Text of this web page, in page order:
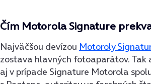
Čím Motorola Signature
Najväčšou devízou Motoroly
zostava hlavných fotoaparátov. Tak
aj v prípade Signature Motorola